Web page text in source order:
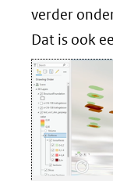
verder
Dat is ook